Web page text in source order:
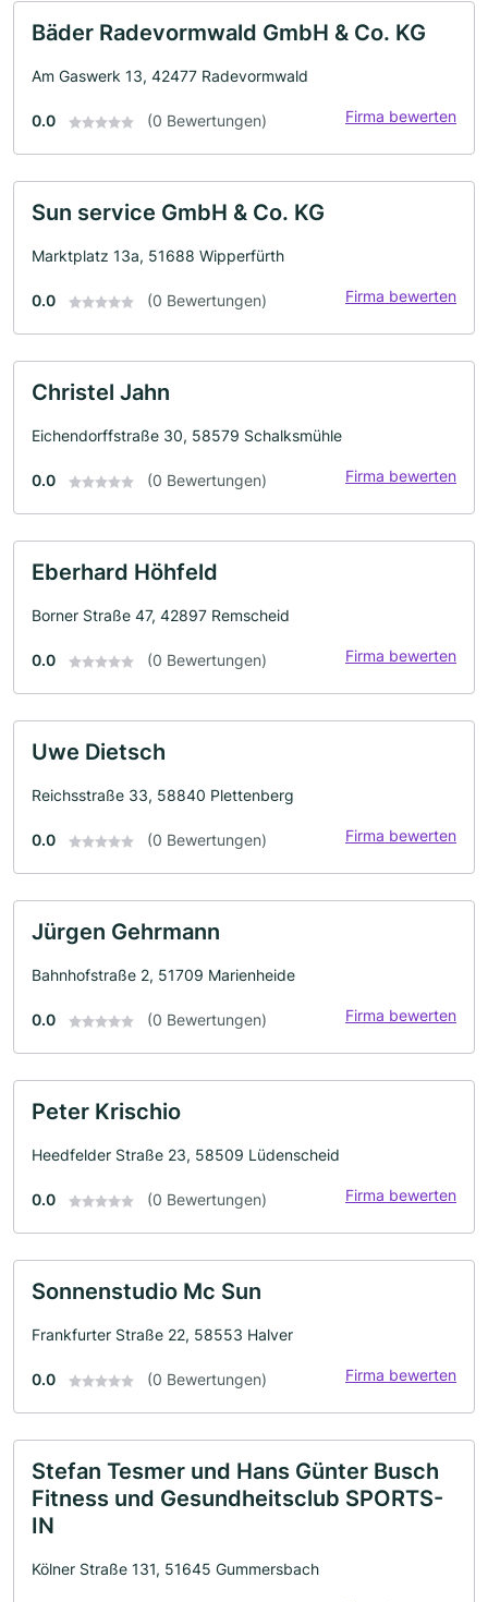
Bäder Radevormwald GmbH & Co. KG
Am Gaswerk 13, 42477 Radevormwald
0.0 (0 Bewertungen) Firma bewerten
Sun service GmbH & Co. KG
Marktplatz 13a, 51688 Wipperfürth
0.0 (0 Bewertungen) Firma bewerten
Christel Jahn
Eichendorffstraße 30, 58579 Schalksmühle
0.0 (0 Bewertungen) Firma bewerten
Eberhard Höhfeld
Borner Straße 47, 42897 Remscheid
0.0 (0 Bewertungen) Firma bewerten
Uwe Dietsch
Reichsstraße 33, 58840 Plettenberg
0.0 (0 Bewertungen) Firma bewerten
Jürgen Gehrmann
Bahnhofstraße 2, 51709 Marienheide
0.0 (0 Bewertungen) Firma bewerten
Peter Krischio
Heedfelder Straße 23, 58509 Lüdenscheid
0.0 (0 Bewertungen) Firma bewerten
Sonnenstudio Mc Sun
Frankfurter Straße 22, 58553 Halver
0.0 (0 Bewertungen) Firma bewerten
Stefan Tesmer und Hans Günter Busch
Fitness und Gesundheitsclub SPORTS-
IN
Kölner Straße 131, 51645 Gummersbach